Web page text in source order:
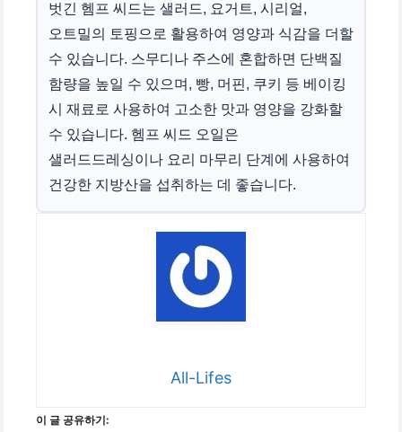
벗긴 헴프 씨드는 샐러드, 요거트, 시리얼,
오트밀의 토핑으로 활용하여 영양과 식감을 더할
수 있습니다. 스무디나 주스에 혼합하면 단백질
함량을 높일 수 있으며, 빵, 머핀, 쿠키 등 베이킹
시 재료로 사용하여 고소한 맛과 영양을 강화할
수 있습니다. 헴프 씨드 오일은
샐러드드레싱이나 요리 마무리 단계에 사용하여
건강한 지방산을 섭취하는 데 좋습니다.
All-Lifes
이 글 공유하기: